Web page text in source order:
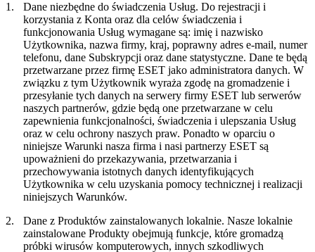
1. Dane niezbędne do świadczenia Usług. Do rejestracji i
korzystania z Konta oraz dla celów świadczenia i
funkcjonowania Usług wymagane są: imię i nazwisko
Użytkownika, nazwa firmy, kraj, poprawny adres e-mail, numer
telefonu, dane Subskrypcji oraz dane statystyczne. Dane te będą
przetwarzane przez firmę ESET jako administratora danych. W
związku z tym Użytkownik wyraża zgodę na gromadzenie i
przesyłanie tych danych na serwery firmy ESET lub serwerów
naszych partnerów, gdzie będą one przetwarzane w celu
zapewnienia funkcjonalności, świadczenia i ulepszania Usług
oraz w celu ochrony naszych praw. Ponadto w oparciu o
niniejsze Warunki nasza firma i nasi partnerzy ESET są
upoważnieni do przekazywania, przetwarzania i
przechowywania istotnych danych identyfikujących
Użytkownika w celu uzyskania pomocy technicznej i realizacji
niniejszych Warunków.
2.
Dane z Produktów zainstalowanych lokalnie. Nasze lokalnie
zainstalowane Produkty obejmują funkcje, które gromadzą
próbki wirusów komputerowych, innych szkodliwych